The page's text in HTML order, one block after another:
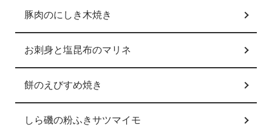
豚肉のにしき木焼き
お刺身と塩昆布のマリネ
餅のえびすめ焼き
しら磯の粉ふきサツマイモ